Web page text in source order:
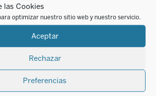
las Cookies
optimizar nuestro sitio web y nuestro servicio.
Aceptar
Rechazar
Preferencias
un
En 1550 comenzó un espectáculo insólito
historia, un emperador paraliza la
civilización y conversión de los indios del